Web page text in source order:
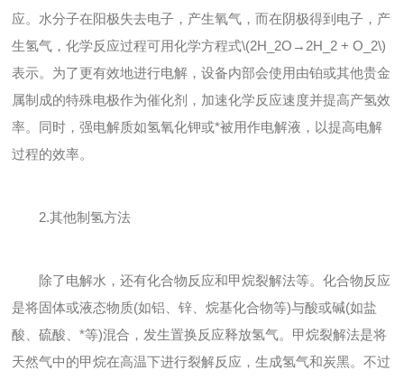
应。水分子在阳极失去电子，产生氧气，而在阴极得到电子，产
生氢气，化学反应过程可用化学方程式\(2H_2O→2H_2 + O_2\)
表示。为了更有效地进行电解，设备内部会使用由铂或其他贵金
属制成的特殊电极作为催化剂，加速化学反应速度并提高产氢效
率。同时，强电解质如氢氧化钾或*被用作电解液，以提高电解
过程的效率。
2.其他制氢方法
除了电解水，还有化合物反应和甲烷裂解法等。化合物反应
是将固体或液态物质(如铝、锌、烷基化合物等)与酸或碱(如盐
酸、硫酸、*等)混合，发生置换反应释放氢气。甲烷裂解法是将
天然气中的甲烷在高温下进行裂解反应，生成氢气和炭黑。不过